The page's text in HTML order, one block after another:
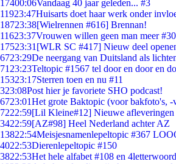
17400:06Vandaag 40 jaar geleden... #3
11923:47Huisarts doet haar werk onder
18723:38[Wielrennen #616] Brennan!
11623:37Vrouwen willen geen man meer #30
17523:31 [WLR SC #417] Nieuw deel
6723:29De neergang van Duitsland als
71 23:23Teltopic #1567 tel door en door en
15323:17Sterren toen en nu #11
323:08Post hier je favoriete SHO podcast!
6723:01Het grote Baktopic (voor bakfoto's, -
7222:59[Lil Kleine#12] Nieuwe afleveringen
3422:59[AZ#98] Heel Nederland achter AZ
13822:54Meisjesnamenlepeltopic #367
4022:53Dierenlepeltopic #150
3822:53Het hele alfabet #108 en 4letterwoord